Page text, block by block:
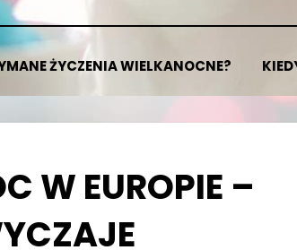
ŻYCZENIA WIELKANOCNE?
W EUROPIE –